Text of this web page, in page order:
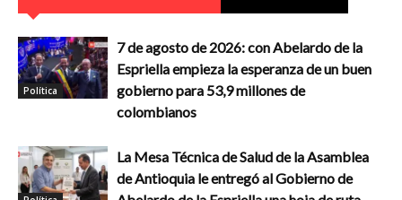
Política
7 de agosto de 2026: con Abelardo de la
Espriella empieza la esperanza de un buen
gobierno para 53,9 millones de
colombianos
La Mesa Técnica de Salud de la Asamblea
de Antioquia le entregó al Gobierno de